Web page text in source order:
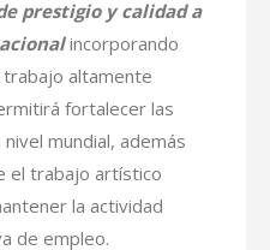
prestigio y calidad a
incorporando
altamente
fortalecer las
mundial, además
el trabajo artístico
la actividad
de empleo.